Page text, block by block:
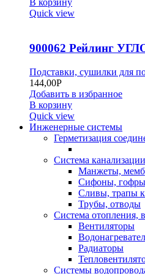
В корзину
Quick view
900062 Рейлинг
Подставки, сушилки для
144,00Р
Добавить в избранное
В корзину
Quick view
Инженерные системы
Герметизация
Система канализации
Манжеты,
Сифоны,
Сливы, трапы
Трубы, отводы
Система отопления,
Вентиляторы
Радиаторы
Системы